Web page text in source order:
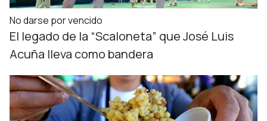
No darse por vencido
El legado de la “Scaloneta” que José Luis
Acuña lleva como bandera